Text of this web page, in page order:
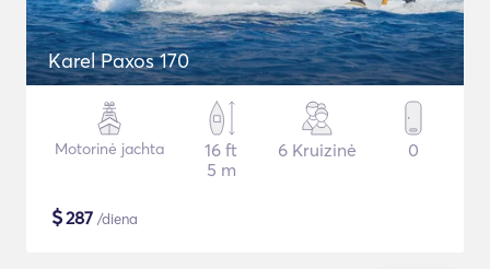
Karel Paxos 170
Motorinė jachta
16 ft
5 m
6 Kruizinė 0
$287 /diena